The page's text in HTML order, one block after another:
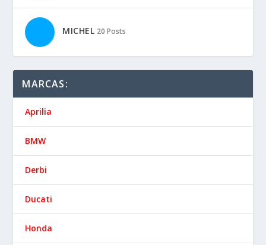
MICHEL 20 Posts
MARCAS:
Aprilia
BMW
Derbi
Ducati
Honda